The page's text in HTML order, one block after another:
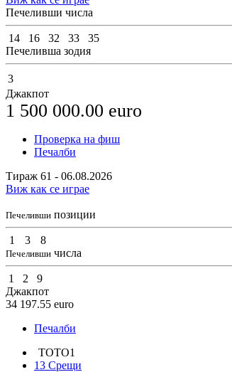
Печеливши числа
14 16 32 33
35
Печеливша зодия
3
Джакпот
1 500 000.00 euro
Проверка на фиш
Печалби
Тираж 61 - 06.08.2026
Виж как се играе
Печеливши позиции
1 3 8
Печеливши числа
1 2
9
Джакпот
34 197.55 euro
Печалби
ТОТО1
13 Срещи